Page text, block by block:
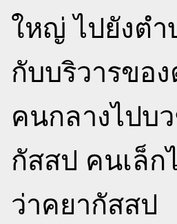
ใหญ่ ไปยังตำ
กับบริวารขอ
คนกลางไปบ
กัสสป คนเล็ก
ว่าคยากัสสป